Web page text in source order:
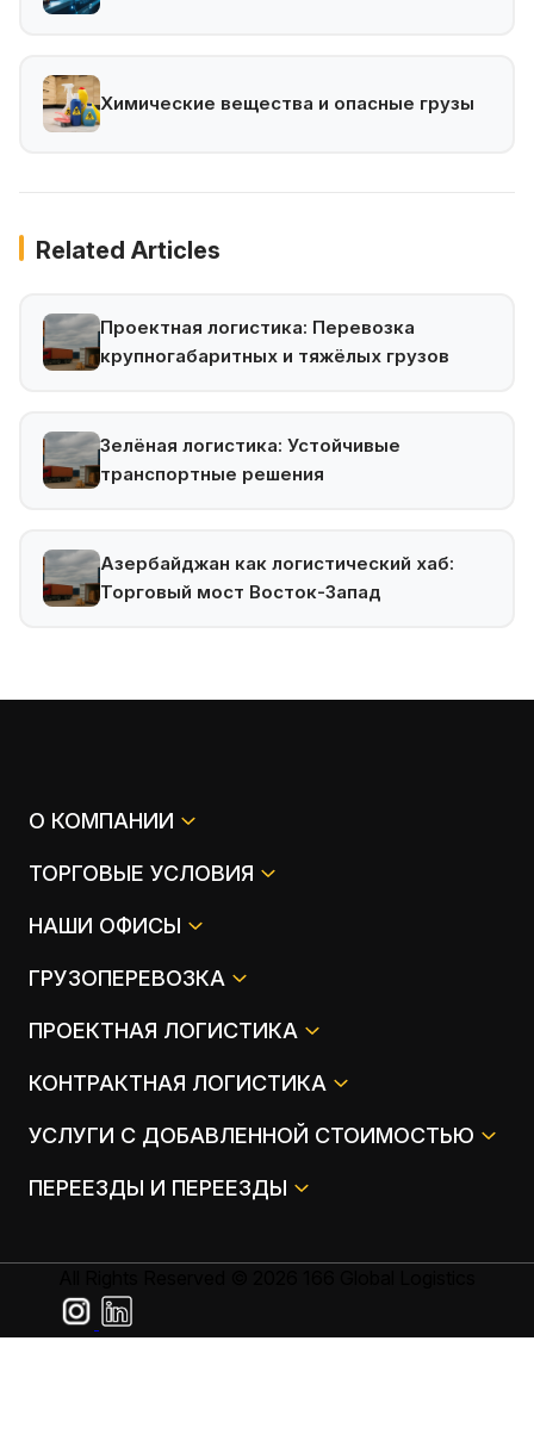
Химические вещества и опасные грузы
Related Articles
Проектная логистика: Перевозка
крупногабаритных и тяжёлых грузов
Зелёная логистика: Устойчивые
транспортные решения
Азербайджан как логистический хаб:
Торговый мост Восток-Запад
О КОМПАНИИ
ТОРГОВЫЕ УСЛОВИЯ
НАШИ ОФИСЫ
ГРУЗОПЕРЕВОЗКА
ПРОЕКТНАЯ ЛОГИСТИКА
КОНТРАКТНАЯ ЛОГИСТИКА
УСЛУГИ С ДОБАВЛЕННОЙ СТОИМОСТЬЮ
ПЕРЕЕЗДЫ И ПЕРЕЕЗДЫ